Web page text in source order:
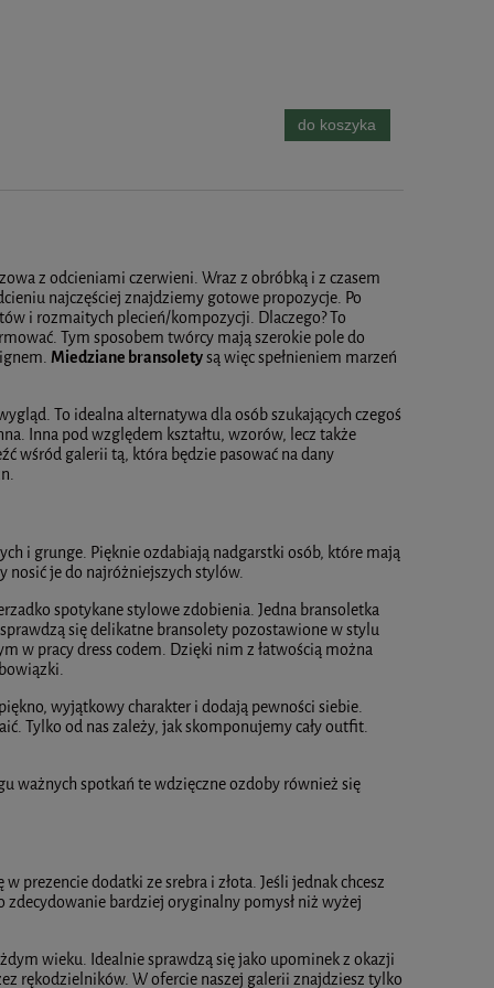
do koszyka
z odcieniami czerwieni. Wraz z obróbką i z czasem
najczęściej znajdziemy gotowe propozycje. Po
i rozmaitych plecień/kompozycji. Dlaczego? To
Tym sposobem twórcy mają szerokie pole do
Miedziane bransoletysą więc spełnieniem marzeń
To idealna alternatywa dla osób szukających czegoś
Inna pod względem kształtu, wzorów, lecz także
wśród galerii tą, która będzie pasować na dany
i grunge. Pięknie ozdabiają nadgarstki osób, które mają
nosić je do najróżniejszych stylów.
spotykane stylowe zdobienia. Jedna bransoletka
się delikatne bransolety pozostawione w stylu
w pracy dress codem. Dzięki nim z łatwością można
wyjątkowy charakter i dodają pewności siebie.
Tylko od nas zależy, jak skomponujemy cały outfit.
ważnych spotkań te wdzięczne ozdoby również się
prezencie dodatki ze srebra i złota. Jeśli jednak chcesz
bardziej oryginalny pomysł niż wyżej
wieku. Idealnie sprawdzą się jako upominek z okazji
rękodzielników. W ofercie naszej galerii znajdziesz tylko